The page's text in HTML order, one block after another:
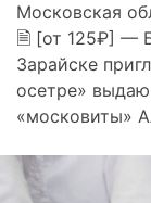
Московская
🗎 [от 125₽] —
Зарайске
осетре»
«московиты»